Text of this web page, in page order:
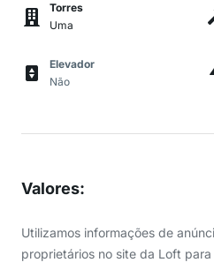
Torres
Uma
Elevador
Não
Valores:
Utilizamos informações de
proprietários no site da Loft